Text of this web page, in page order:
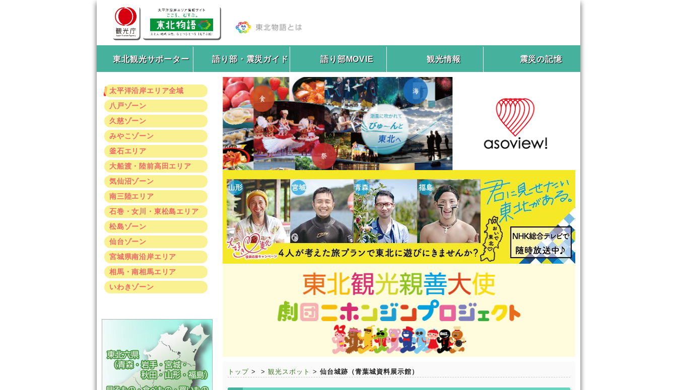
東北観光サポーター 語り部・震災ガイド 語り部MOVIE 観光情報 震災の記憶
太平洋沿岸エリア全域
八戸ゾーン
久慈ゾーン
みやこゾーン
釜石エリア
大船渡・陸前高田エリア
気仙沼ゾーン
南三陸エリア
石巻・女川・東松島エリア
松島ゾーン
仙台ゾーン
宮城県南沿岸エリア
相馬・南相馬エリア
いわきゾーン
トップ > > 観光スポット > 仙台城跡（青葉城資料展示館）